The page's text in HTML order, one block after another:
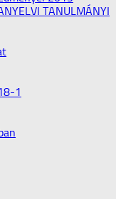
TANULMÁNYI
1